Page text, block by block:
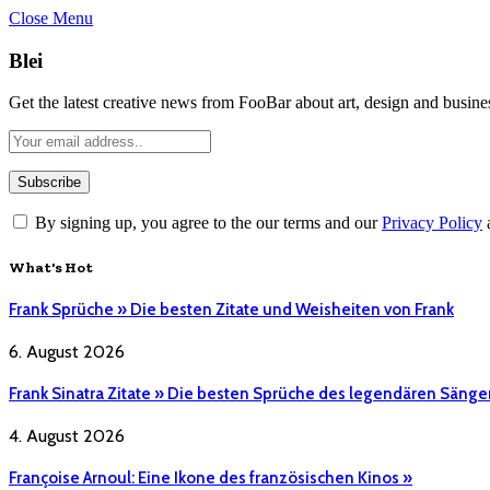
Close Menu
Blei
Get the latest creative news from FooBar about art, design and
By signing up, you agree to the our terms and ourPrivacy Policy
What's Hot
Frank Sprüche » Die besten Zitate und Weisheiten von Frank
6. August 2026
Frank Sinatra Zitate » Die besten Sprüche des legendären
4. August 2026
Françoise Arnoul: Eine Ikone des französischen Kinos »